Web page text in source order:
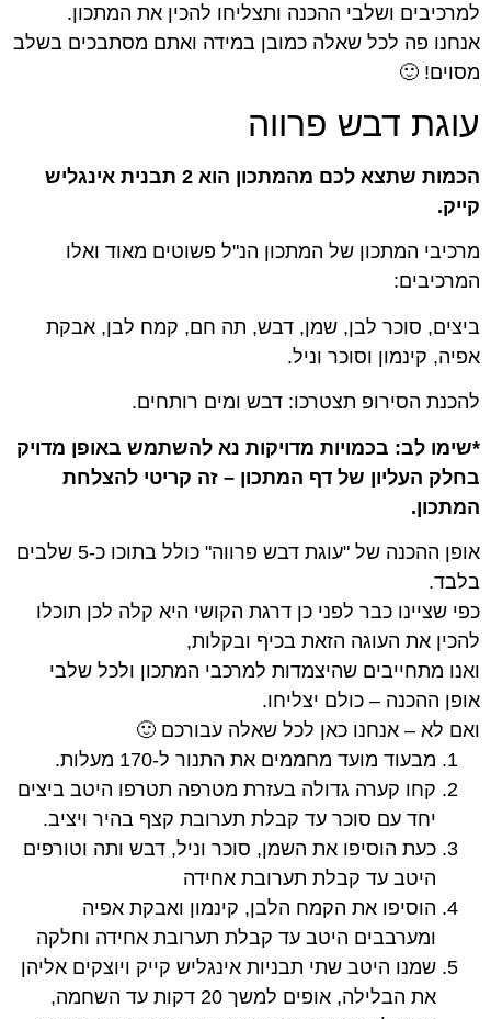
למרכיבים ושלבי ההכנה ותצליחו להכין את המתכון.
אנחנו פה לכל שאלה כמובן במידה ואתם מסתבכים בשלב
מסוים! 🙂
עוגת דבש פרווה
הכמות שתצא לכם מהמתכון הוא 2 תבנית אינגליש
קייק.
מרכיבי המתכון של המתכון הנ"ל פשוטים מאוד ואלו
המרכיבים:
ביצים, סוכר לבן, שמן, דבש, תה חם, קמח לבן, אבקת
אפיה, קינמון וסוכר וניל.
להכנת הסירופ תצטרכו: דבש ומים רותחים.
*שימו לב: בכמויות מדויקות נא להשתמש באופן מדויק
בחלק העליון של דף המתכון – זה קריטי להצלחת
המתכון.
אופן ההכנה של "עוגת דבש פרווה" כולל בתוכו כ-5 שלבים
בלבד.
כפי שציינו כבר לפני כן דרגת הקושי היא קלה לכן תוכלו
להכין את העוגה הזאת בכיף ובקלות,
ואנו מתחייבים שהיצמדות למרכבי המתכון ולכל שלבי
אופן ההכנה – כולם יצליחו.
ואם לא – אנחנו כאן לכל שאלה עבורכם 🙂
מבעוד מועד מחממים את התנור ל-170 מעלות.
קחו קערה גדולה בעזרת מטרפה תטרפו היטב ביצים
יחד עם סוכר עד קבלת תערובת קצף בהיר ויציב.
כעת הוסיפו את השמן, סוכר וניל, דבש ותה וטורפים
היטב עד קבלת תערובת אחידה
הוסיפו את הקמח הלבן, קינמון ואבקת אפיה
ומערבבים היטב עד קבלת תערובת אחידה וחלקה
שמנו היטב שתי תבניות אינגליש קייק ויוצקים אליהן
את הבלילה, אופים למשך 20 דקות עד השחמה,